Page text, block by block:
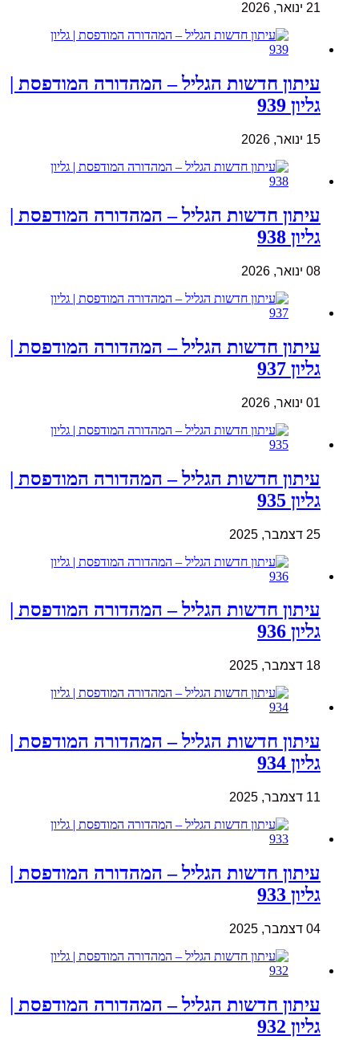
21 ינואר, 2026
עיתון חדשות הגליל – המהדורה המודפסת |
גליון 939
15 ינואר, 2026
עיתון חדשות הגליל – המהדורה המודפסת |
גליון 938
08 ינואר, 2026
עיתון חדשות הגליל – המהדורה המודפסת |
גליון 937
01 ינואר, 2026
עיתון חדשות הגליל – המהדורה המודפסת |
גליון 935
25 דצמבר, 2025
עיתון חדשות הגליל – המהדורה המודפסת |
גליון 936
18 דצמבר, 2025
עיתון חדשות הגליל – המהדורה המודפסת |
גליון 934
11 דצמבר, 2025
עיתון חדשות הגליל – המהדורה המודפסת |
גליון 933
04 דצמבר, 2025
עיתון חדשות הגליל – המהדורה המודפסת |
גליון 932